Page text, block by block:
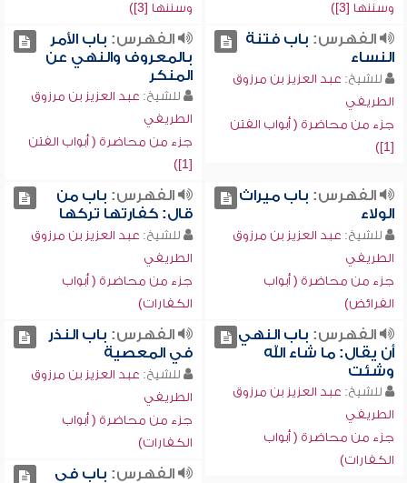
وسننها [3])
وسننها [3])
الفهرس: باب فتنة
النساء
للشيخ: عبد العزيز بن مرزوق
الطريفي
جزء من محاضرة ( أبواب الفتن
[1])
الفهرس: باب الأمر
بالمعروف والنهي عن
المنكر
للشيخ: عبد العزيز بن مرزوق
الطريفي
جزء من محاضرة ( أبواب الفتن
[1])
الفهرس: باب ميراث
الولاء
للشيخ: عبد العزيز بن مرزوق
الطريفي
جزء من محاضرة ( أبواب
الفرائض)
الفهرس: باب من
قال: كفارتها تركها
للشيخ: عبد العزيز بن مرزوق
الطريفي
جزء من محاضرة ( أبواب
الكفارات)
الفهرس: باب النهي
أن يقال: ما شاء الله
وشئت
للشيخ: عبد العزيز بن مرزوق
الطريفي
جزء من محاضرة ( أبواب
الكفارات)
الفهرس: باب النذر
في المعصية
للشيخ: عبد العزيز بن مرزوق
الطريفي
جزء من محاضرة ( أبواب
الكفارات)
الفهرس: باب في